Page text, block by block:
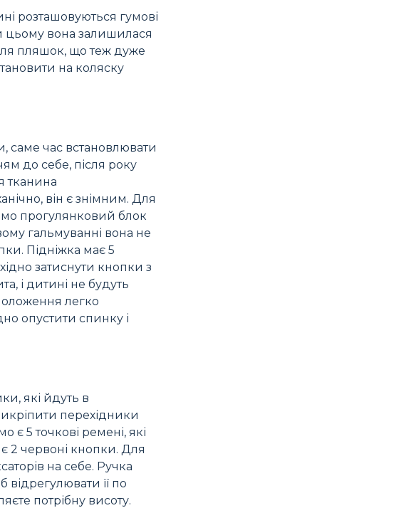
розташовуються гумові
цьому вона залишилася
пляшок, що теж дуже
на коляску
саме час встановлювати
до себе, після року
тканина
він є знімним. Для
прогулянковий блок
гальмуванні вона не
Підніжка має 5
затиснути кнопки з
і дитині не будуть
легко
опустити спинку і
які йдуть в
перехідники
є 5 точкові ремені, які
2 червоні кнопки. Для
на себе. Ручка
її по
потрібну висоту.